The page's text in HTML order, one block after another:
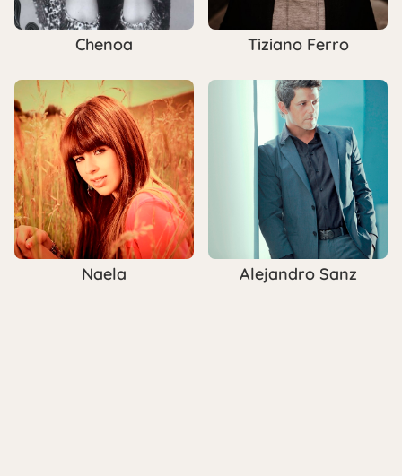
Chenoa Tiziano Ferro
Naela Alejandro Sanz